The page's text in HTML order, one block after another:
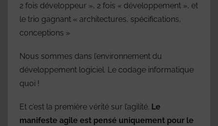
2 fois développeur », 2 fois « développement », et
le trio gagnant « architectures, spécifications,
conceptions »
Nous sommes dans l’environnement du
développement logiciel. Le codage informatique
quoi !
Et c’est la première vérité sur l’agilité. Le
manifeste agile est pensé uniquement pour le